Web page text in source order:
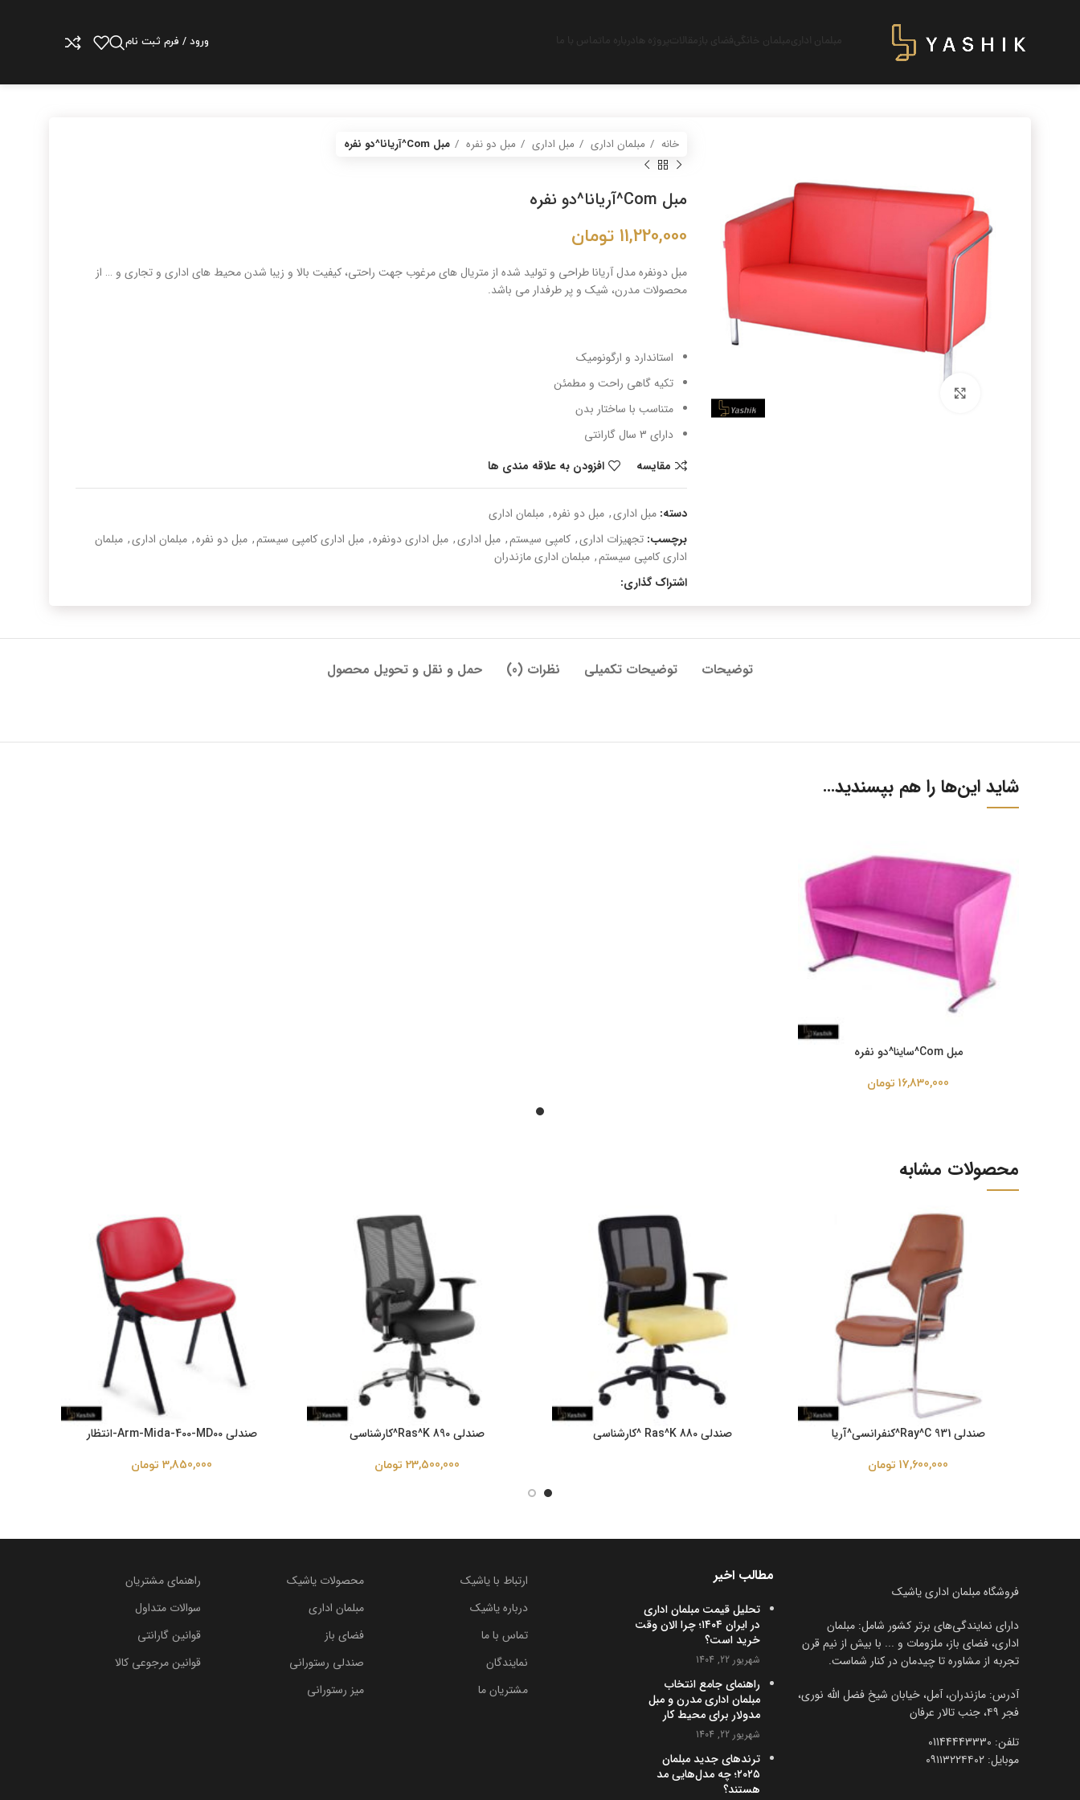
مبلمان اداری مبلمان خانگی فضای باز مقالات پروژه ها ورود / فرم ثبت نام
خانه مبلمان اداری مبل اداری مبل دو نفره مبل Com^آریانا^دو نفره
مبل Com^آریانا^دو نفره
11,220,000 تومان
مبل دونفره مدل آریانا طراحی و تولید شده از متریال های مرغوب جهت راحتی، کیفیت بالا و زیبا شدن محیط های اداری و تجاری و … از
محصولات مدرن، شیک و پر طرفدار می باشد.
استاندارد و ارگونومیک
تکیه گاهی راحت و مطمئن
متناسب با ساختار بدن
دارای 3 سال گارانتی
مقایسه
افزودن به علاقه مندی ها
دسته: مبل اداری, مبل دو نفره, مبلمان اداری
برچسب: تجهیزات اداری, کامپی سیستم, مبل اداری, مبل اداری دونفره, مبل اداری کامپی سیستم, مبل دو نفره, مبلمان اداری, مبلمان
اداری کامپی سیستم, مبلمان اداری مازندران
اشتراک گذاری:
توضیحات توضیحات تکمیلی نظرات (0) حمل و نقل و تحویل محصول
شاید این‌ها را هم بپسندید…
مبل Com^ساینا^دو نفره
16,830,000 تومان
محصولات مشابه
صندلی Ray^C 931^کنفرانسی^آریا
17,600,000 تومان
صندلی Ras^K 880 ^کارشناسی صندلی Ras^K 890^کارشناسی
23,500,000 تومان
صندلی Arm-Mida-400-MD00-انتظار
3,850,000 تومان
فروشگاه مبلمان اداری یاشیک
دارای نمایندگی‌های برتر کشور شامل: مبلمان
اداری، فضای باز، ملزومات و ... با بیش از نیم قرن
تجربه از مشاوره تا چیدمان در کنار شماست.
آدرس: مازندران، آمل، خیابان شیخ فضل الله نوری،
فجر ۴۹، جنب تالار عرفان
تلفن:‌ 01144443330
موبایل:‌ ۰۹۱۱۳۲۲۴۴۰۲
مطالب اخیر
تحلیل قیمت مبلمان اداری
در ایران ۱۴۰۴؛ چرا الان وقت
خرید است؟
شهریور 22, 1404
راهنمای جامع انتخاب
مبلمان اداری مدرن و مبل
مدولار برای محیط کار
شهریور 22, 1404
ترندهای جدید مبلمان
۲۰۲۵؛ چه مدل‌هایی مد
هستند؟
ارتباط با یاشیک
درباره یاشیک
تماس با ما
نمایندگان
مشتریان ما
محصولات یاشیک
مبلمان اداری
فضای باز
صندلی رستورانی
میز رستورانی
راهنمای مشتریان
سوالات متداول
قوانین گارانتی
قوانین مرجوعی کالا